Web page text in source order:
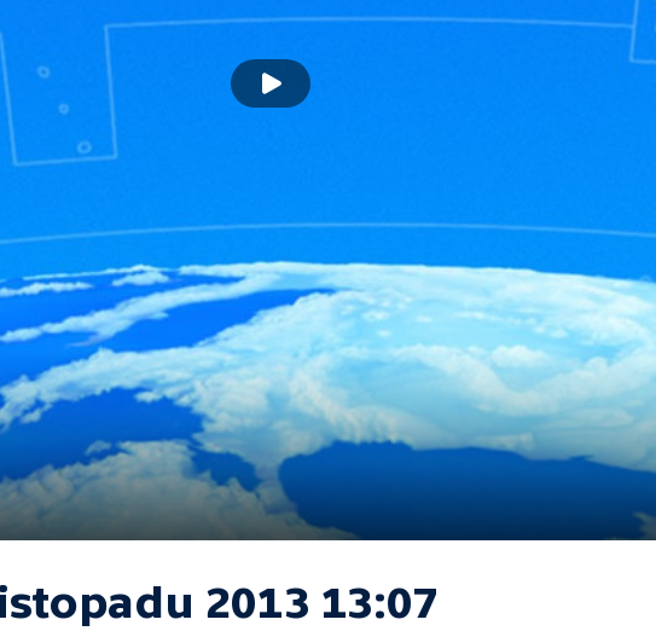
2013 13:07